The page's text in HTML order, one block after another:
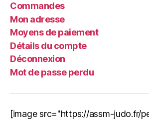
Commandes
Mon adresse
Moyens de paiement
Détails du compte
Déconnexion
Mot de passe perdu
[image src="https://assm-judo.fr/